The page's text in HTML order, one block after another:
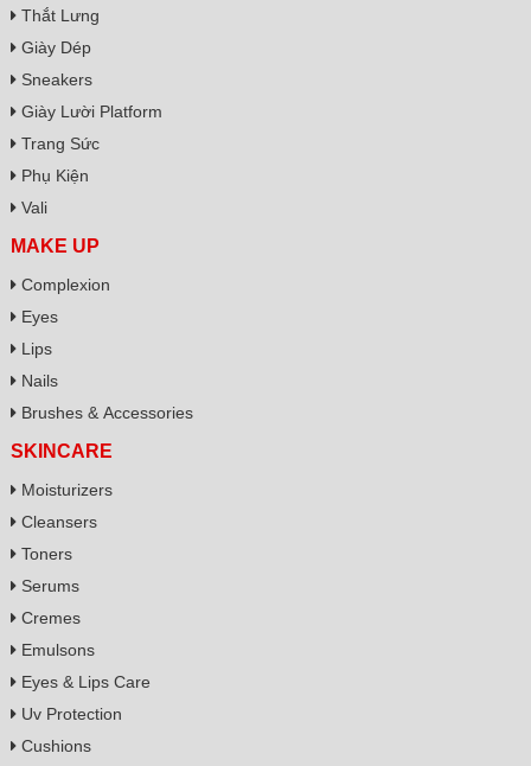
Thắt Lưng
Giày Dép
Sneakers
Giày Lười Platform
Trang Sức
Phụ Kiện
Vali
MAKE UP
Complexion
Eyes
Lips
Nails
Brushes & Accessories
SKINCARE
Moisturizers
Cleansers
Toners
Serums
Cremes
Emulsons
Eyes & Lips Care
Uv Protection
Cushions